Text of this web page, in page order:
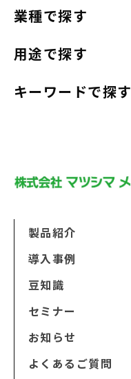
業種で探す
用途で探す
キーワードで探す
製品紹介
導入事例
豆知識
セミナー
お知らせ
よくあるご質問